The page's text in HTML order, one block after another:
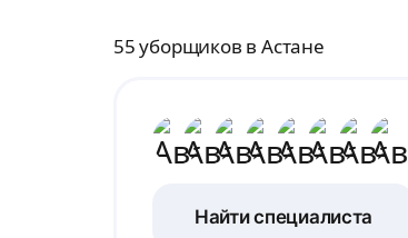
55 уборщиков в Астане
Найти специалиста